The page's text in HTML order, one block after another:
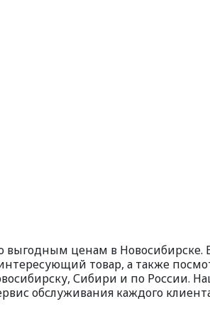
выгодным ценам в Новосибирске.
товар, а также
Сибири и по России.
обслуживания каждого